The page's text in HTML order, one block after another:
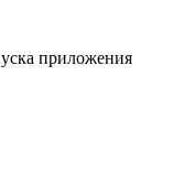
приложения